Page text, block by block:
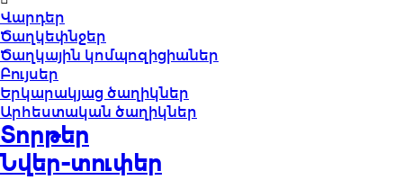
Վարդեր
Ծաղկեփնջեր
Ծաղկային կոմպոզիցիաներ
Բույսեր
Երկարակյաց ծաղիկներ
Արհեստական ծաղիկներ
Տորթեր
Նվեր-տուփեր